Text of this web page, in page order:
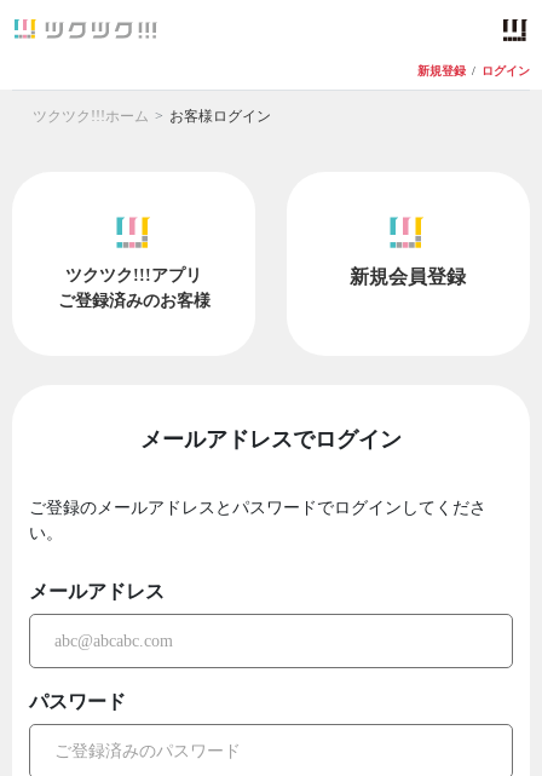
新規登録 / ログイン
ツクツク!!!ホーム お客様ログイン
ツクツク!!!アプリ
ご登録済みのお客様
新規会員登録
メールアドレスでログイン
ご登録のメールアドレスとパスワードでログインしてくださ
い。
メールアドレス
パスワード